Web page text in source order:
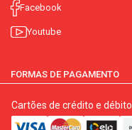
Facebook
Youtube
FORMAS DE PAGAMENTO
Cartões de crédito e débito